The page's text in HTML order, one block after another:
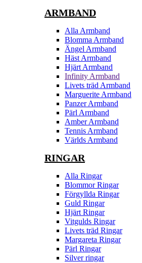
ARMBAND
Alla Armband
Blomma Armband
Ängel Armband
Häst Armband
Hjärt Armband
Infinity Armband
Livets träd Armband
Marguerite Armband
Panzer Armband
Pärl Armband
Amber Armband
Tennis Armband
Världs Armband
RINGAR
Alla Ringar
Blommor Ringar
Förgyllda Ringar
Guld Ringar
Hjärt Ringar
Vitgulds Ringar
Livets träd Ringar
Margareta Ringar
Pärl Ringar
Silver ringar